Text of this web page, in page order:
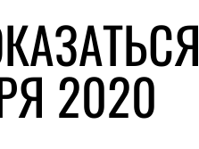
2020